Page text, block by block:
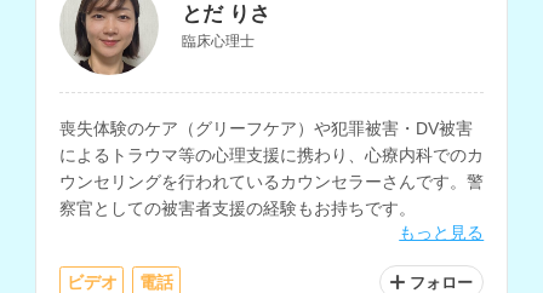
とだ りさ
臨床心理士
喪失体験のケア（グリーフケア）や犯罪被害・DV被害
によるトラウマ等の心理支援に携わり、心療内科でのカ
ウンセリングを行われているカウンセラーさんです。警
察官としての被害者支援の経験もお持ちです。
もっと見る
ビデオ 電話 フォロー